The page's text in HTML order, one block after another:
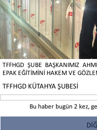
TFFHGD ŞUBE BAŞKANIMIZ
EPAK EĞİTİMİNİ HAKEM VE
TFFHGD KÜTAHYA ŞUBESİ
Bu haber bugün 2 kez,